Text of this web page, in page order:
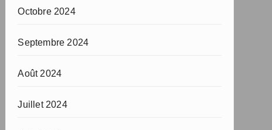
Octobre 2024
Septembre 2024
Août 2024
Juillet 2024